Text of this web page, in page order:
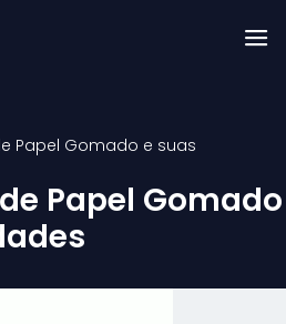
Papel Gomado e suas
Papel Gomado